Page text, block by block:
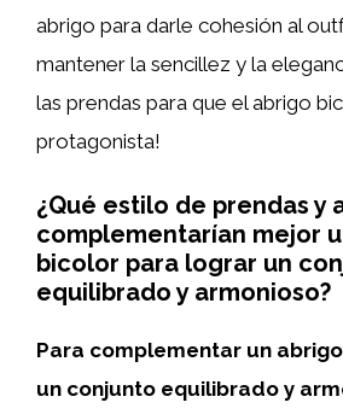
abrigo para darle cohesión al
mantener la sencillez y la
las prendas para que el abrigo
protagonista!
¿Qué estilo de prendas y
complementarían mejor
bicolor para lograr un
equilibrado y armonioso?
Para complementar un
un conjunto equilibrado y